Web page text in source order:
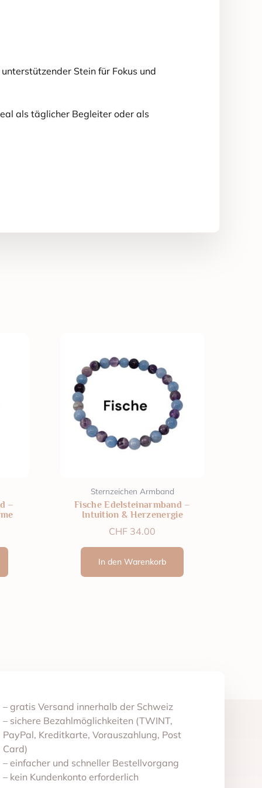
Stein für Fokus und
als täglicher Begleiter oder als
–
Sternzeichen Armband
Fische Edelsteinarmband –
Intuition & Herzenergie
CHF 34.00
In den Warenkorb
– gratis Versand innerhalb der Schweiz
– sichere Bezahlmöglichkeiten (TWINT,
PayPal, Kreditkarte, Vorauszahlung, Post
Card)
– einfacher und schneller Bestellvorgang
– kein Kundenkonto erforderlich